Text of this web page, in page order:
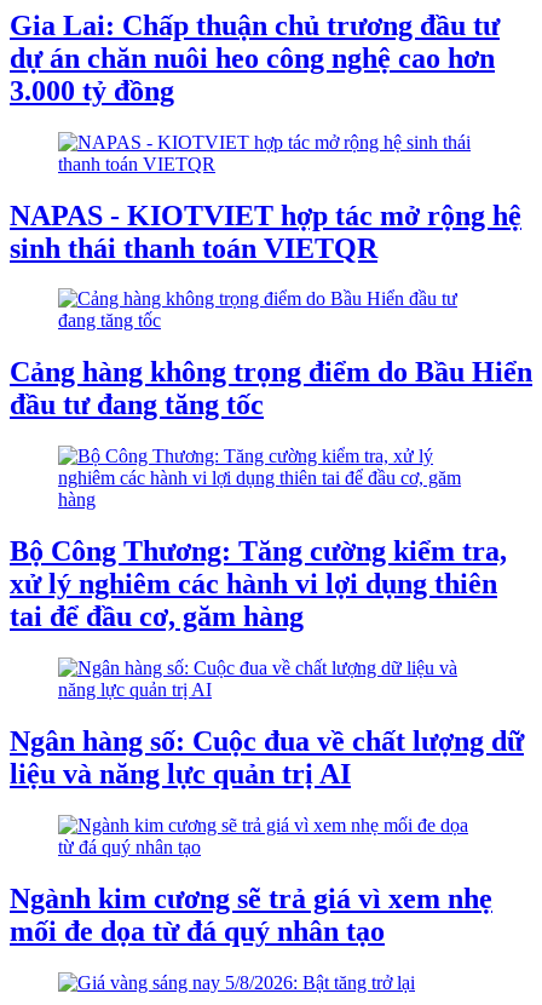
Gia Lai: Chấp thuận chủ trương đầu tư
dự án chăn nuôi heo công nghệ cao hơn
3.000 tỷ đồng
NAPAS - KIOTVIET hợp tác mở rộng hệ
sinh thái thanh toán VIETQR
Cảng hàng không trọng điểm do Bầu Hiển
đầu tư đang tăng tốc
Bộ Công Thương: Tăng cường kiểm tra,
xử lý nghiêm các hành vi lợi dụng thiên
tai để đầu cơ, găm hàng
Ngân hàng số: Cuộc đua về chất lượng dữ
liệu và năng lực quản trị AI
Ngành kim cương sẽ trả giá vì xem nhẹ
mối đe dọa từ đá quý nhân tạo